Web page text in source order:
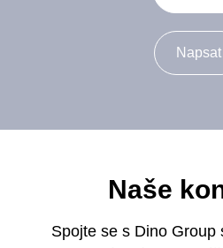
Napsat
Naše
Spojte se s Dino Group